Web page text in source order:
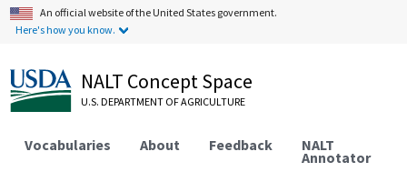
An official website of the United States government.
Here's how you know.
NALT Concept Space
U.S. DEPARTMENT OF AGRICULTURE
Vocabularies About Feedback NALT
Annotator